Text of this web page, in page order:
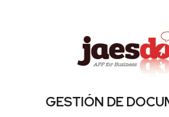
GESTIÓN DE